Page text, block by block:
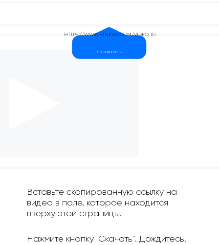
Вставьте скопированную ссылку на
видео в поле, которое находится
вверху этой страницы.
Нажмите кнопку "Скачать". Дождитесь,